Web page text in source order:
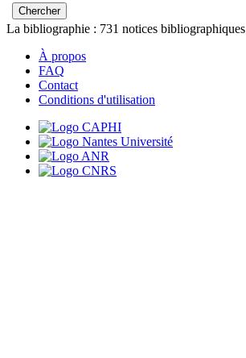
La bibliographie : 731 notices bibliographiques
À propos
FAQ
Contact
Conditions d'utilisation